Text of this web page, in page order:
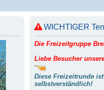
WICHTIGER
Die Freizeitgruppe
Liebe Besucher
Diese Freizeitrunde
selbstverständlich!